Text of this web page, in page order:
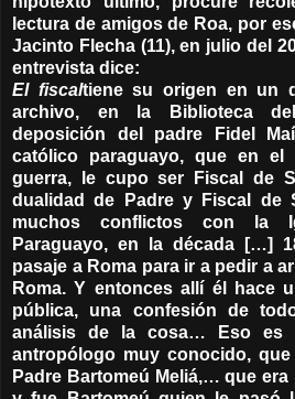
lectura de amigos de Roa, por
Jacinto Flecha (11), en julio del
entrevista dice:
El fiscaltiene su origen en un
archivo, en la Biblioteca
deposición del padre Fidel
católico paraguayo, que en
guerra, le cupo ser Fiscal de
dualidad de Padre y Fiscal de
muchos conflictos con la
Paraguayo, en la década […]
pasaje a Roma para ir a pedir a
Roma. Y entonces allí él hace
pública, una confesión de
análisis de la cosa… Eso es
antropólogo muy conocido, que
Padre Bartomeú Meliá,… que